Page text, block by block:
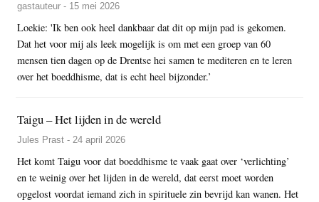
gastauteur - 15 mei 2026
Loekie: 'Ik ben ook heel dankbaar dat dit op mijn pad is gekomen.
Dat het voor mij als leek mogelijk is om met een groep van 60
mensen tien dagen op de Drentse hei samen te mediteren en te leren
over het boeddhisme, dat is echt heel bijzonder.’
Taigu – Het lijden in de wereld
Jules Prast - 24 april 2026
Het komt Taigu voor dat boeddhisme te vaak gaat over ‘verlichting’
en te weinig over het lijden in de wereld, dat eerst moet worden
opgelost voordat iemand zich in spirituele zin bevrijd kan wanen. Het